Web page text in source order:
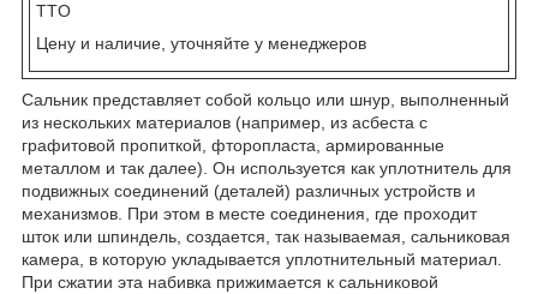
TTO
Цену и наличие, уточняйте у менеджеров
Сальник представляет собой кольцо или шнур, выполненный
из нескольких материалов (например, из асбеста с
графитовой пропиткой, фторопласта, армированные
металлом и так далее). Он используется как уплотнитель для
подвижных соединений (деталей) различных устройств и
механизмов. При этом в месте соединения, где проходит
шток или шпиндель, создается, так называемая, сальниковая
камера, в которую укладывается уплотнительный материал.
При сжатии эта набивка прижимается к сальниковой